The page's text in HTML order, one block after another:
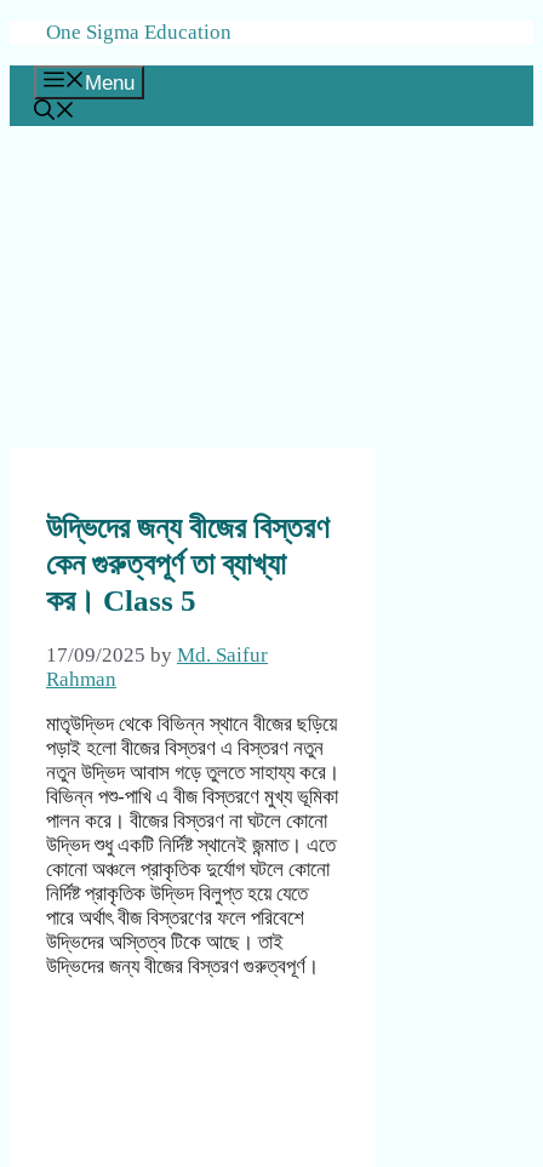
Skip
content
One Sigma Education
Menu
উদ্ভিদের জন্য বীজের বিস্তরণ
কেন গুরুত্বপূর্ণ তা ব্যাখ্যা
কর। Class 5
17/09/2025 by Md. Saifur
Rahman
মাতৃউদ্ভিদ থেকে বিভিন্ন স্থানে বীজের ছড়িয়ে
পড়াই হলো বীজের বিস্তরণ এ বিস্তরণ নতুন
নতুন উদ্ভিদ আবাস গড়ে তুলতে সাহায্য করে।
বিভিন্ন পশু-পাখি এ বীজ বিস্তরণে মুখ্য ভূমিকা
পালন করে। বীজের বিস্তরণ না ঘটলে কোনো
উদ্ভিদ শুধু একটি নির্দিষ্ট স্থানেই জন্মাত। এতে
কোনো অঞ্চলে প্রাকৃতিক দুর্যোগ ঘটলে কোনো
নির্দিষ্ট প্রাকৃতিক উদ্ভিদ বিলুপ্ত হয়ে যেতে
পারে অর্থাৎ বীজ বিস্তরণের ফলে পরিবেশে
উদ্ভিদের অস্তিত্ব টিকে আছে। তাই
উদ্ভিদের জন্য বীজের বিস্তরণ গুরুত্বপূর্ণ।